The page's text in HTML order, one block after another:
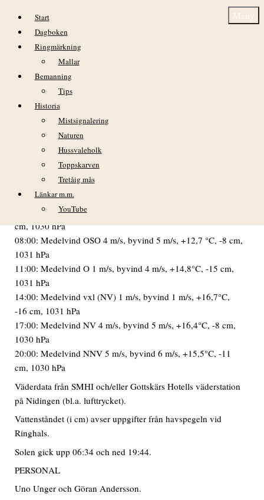
Hoppa till innehåll Meny
Start
Dagboken
Ringmärkning
Mallar
Bemanning
Tips
Historia
Mistsignalering
Naturen
Hussvaleholk
Toppskarven
Tretåig mås
Länkar m.m.
YouTube
torsdag 10 september
VÄDER
Halvmulen natt med tunna moln. Solig dag med överskyande
slöjmoln. Mycket god sikt under morgon och f.m.02:00:
Medelvind O 2 m/s, byvind 5 m/s, +13,5°C, -25 cm, 1029
hPa
05:00: Medelvind OSO 6 m/s, byvind 7 m/s, +13,3°C, -14
cm, 1030 hPa
08:00: Medelvind OSO 4 m/s, byvind 5 m/s, +12,7 °C, -8 cm,
1031 hPa
11:00: Medelvind O 1 m/s, byvind 4 m/s, +14,8°C, -15 cm,
1031 hPa
14:00: Medelvind vxl (NV) 1 m/s, byvind 1 m/s, +16,7°C,
-16 cm, 1031 hPa
17:00: Medelvind NV 4 m/s, byvind 5 m/s, +16,4°C, -8 cm,
1030 hPa
20:00: Medelvind NNV 5 m/s, byvind 6 m/s, +15,5°C, -11
cm, 1030 hPa
Väderdata från SMHI och/eller Gottskärs Hotells väderstation
på Nidingen (bl.a. lufttrycket).
Vattenståndet (i cm) avser uppgifter från havspegeln vid
Ringhals.
Solen gick upp 06:34 och ned 19:44.
PERSONAL
Uno Unger och Göran Andersson.